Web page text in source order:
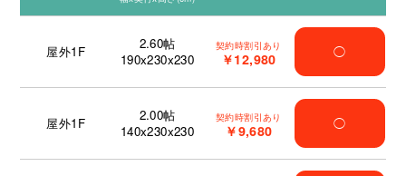
屋外1F 2.60帖
190x230x230
契約時割引あり
￥12,980 ◯
屋外1F 2.00帖
140x230x230
契約時割引あり
￥9,680 ◯